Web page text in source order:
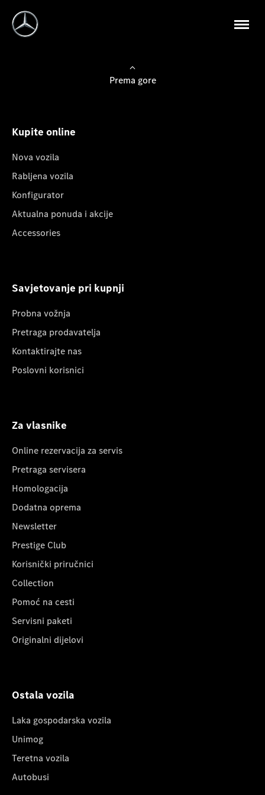
Prema gore
Kupite online
Nova vozila
Rabljena vozila
Konfigurator
Aktualna ponuda i akcije
Accessories
Savjetovanje pri kupnji
Probna vožnja
Pretraga prodavatelja
Kontaktirajte nas
Poslovni korisnici
Za vlasnike
Online rezervacija za servis
Pretraga servisera
Homologacija
Dodatna oprema
Newsletter
Prestige Club
Korisnički priručnici
Collection
Pomoć na cesti
Servisni paketi
Originalni dijelovi
Ostala vozila
Laka gospodarska vozila
Unimog
Teretna vozila
Autobusi